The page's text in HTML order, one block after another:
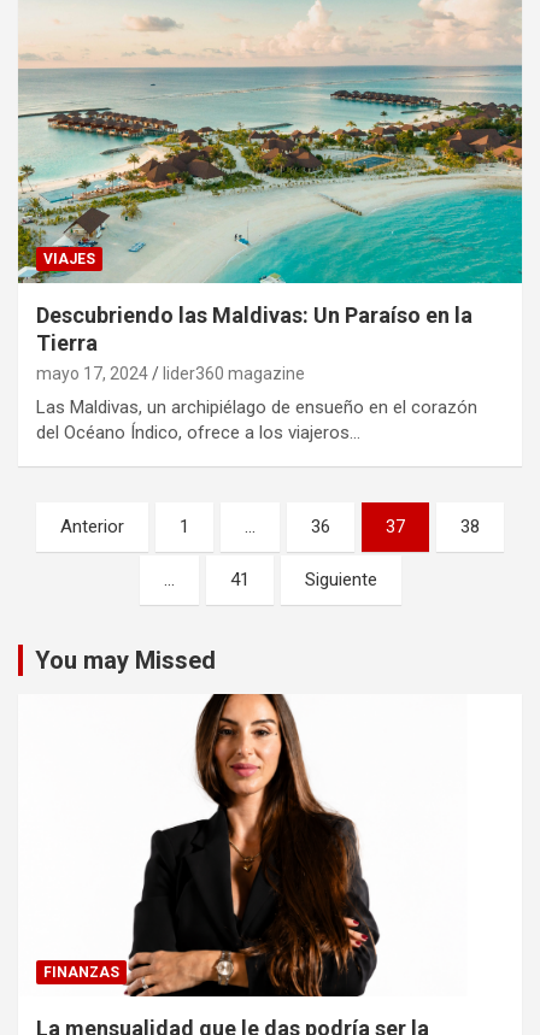
VIAJES
Descubriendo las Maldivas: Un Paraíso en la
Tierra
mayo 17, 2024 lider360 magazine
Las Maldivas, un archipiélago de ensueño en el corazón
del Océano Índico, ofrece a los viajeros…
Posts
pagination
Anterior 1 … 36 37 38
… 41 Siguiente
You may Missed
FINANZAS
La mensualidad que le das podría ser la